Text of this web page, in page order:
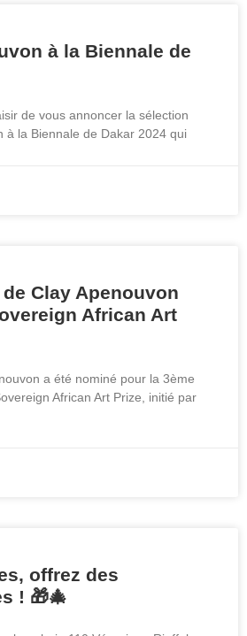
à la Biennale de
de vous annoncer la sélection
à la Biennale de Dakar 2024 qui
Clay Apenouvon
African Art
a été nominé pour la 3ème
African Art Prize, initié par
offrez des
! 🎁🎄